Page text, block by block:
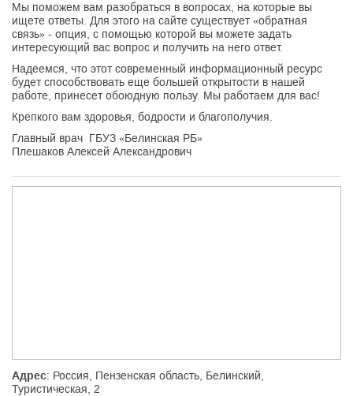
Мы поможем вам разобраться в вопросах, на которые вы
ищете ответы. Для этого на сайте существует «обратная
связь» - опция, с помощью которой вы можете задать
интересующий вас вопрос и получить на него ответ.
Надеемся, что этот современный информационный ресурс
будет способствовать еще большей открытости в нашей
работе, принесет обоюдную пользу. Мы работаем для вас!
Крепкого вам здоровья, бодрости и благополучия.
Главный врач ГБУЗ «Белинская РБ»
Плешаков Алексей Александрович
Адрес: Россия, Пензенская область, Белинский,
Туристическая, 2